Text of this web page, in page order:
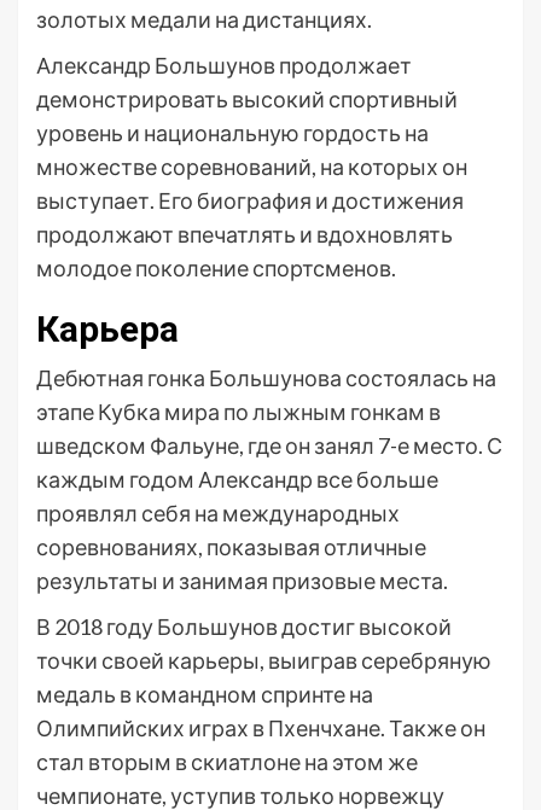
золотых медали на дистанциях.
Александр Большунов продолжает
демонстрировать высокий спортивный
уровень и национальную гордость на
множестве соревнований, на которых он
выступает. Его биография и достижения
продолжают впечатлять и вдохновлять
молодое поколение спортсменов.
Карьера
Дебютная гонка Большунова состоялась на
этапе Кубка мира по лыжным гонкам в
шведском Фальуне, где он занял 7-е место. С
каждым годом Александр все больше
проявлял себя на международных
соревнованиях, показывая отличные
результаты и занимая призовые места.
В 2018 году Большунов достиг высокой
точки своей карьеры, выиграв серебряную
медаль в командном спринте на
Олимпийских играх в Пхенчхане. Также он
стал вторым в скиатлоне на этом же
чемпионате, уступив только норвежцу